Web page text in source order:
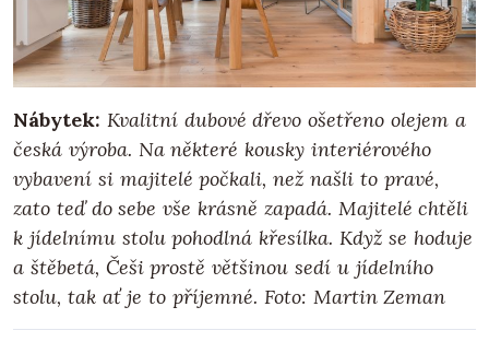
Nábytek: Kvalitní dubové dřevo ošetřeno olejem a
česká výroba. Na některé kousky interiérového
vybavení si majitelé počkali, než našli to pravé,
zato teď do sebe vše krásně zapadá. Majitelé chtěli
k jídelnímu stolu pohodlná křesílka. Když se hoduje
a štěbetá, Češi prostě většinou sedí u jídelního
stolu, tak ať je to příjemné. Foto: Martin Zeman